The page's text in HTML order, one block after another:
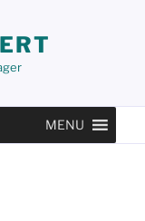
MENU